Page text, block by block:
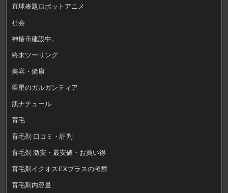
直球表題ロボットアニメ
社会
神椿市建設中。
終末ツーリング
美容・健康
翠星のガルガンティア
肌ナチュール
育毛
育毛剤 口コミ・評判
育毛剤 激安・最安値・お買い得
育毛剤イクオスEXプラスの考察
育毛剤内容量